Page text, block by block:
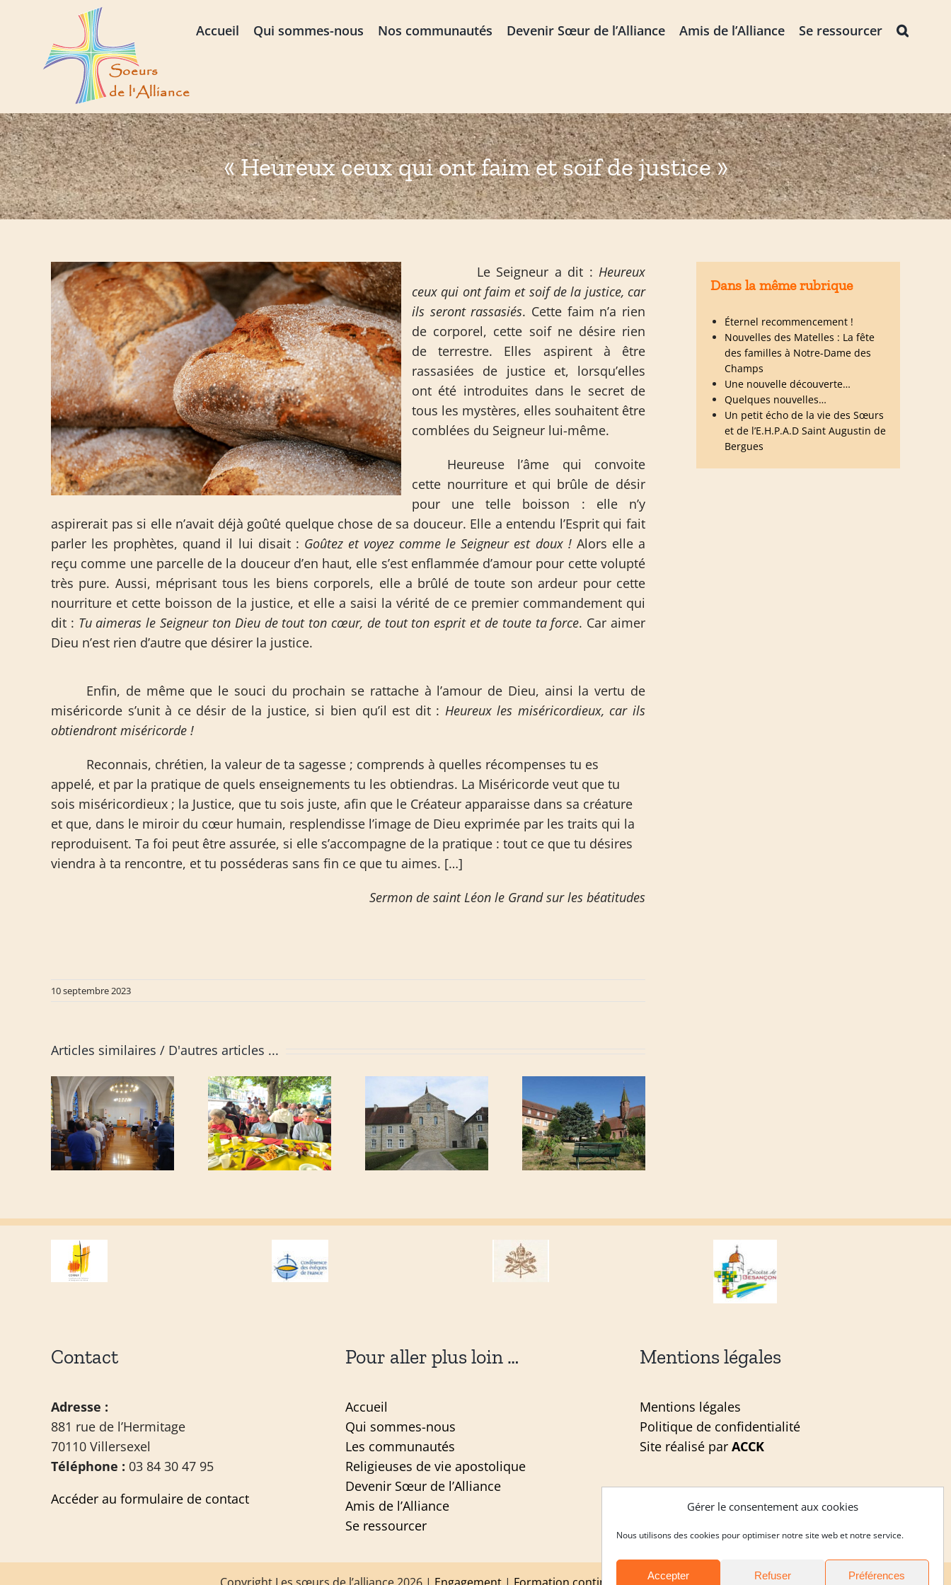
Gérer le consentement aux cookies
Nous utilisons des cookies pour optimiser notre site web et notre service.
Accepter Refuser Préférences
Accueil Qui sommes-nous Nos communautés Devenir Sœur de l’Alliance Amis de l’Alliance Se ressourcer
« Heureux ceux qui ont faim et soif de justice »
Le Seigneur a dit :Heureux
ceux qui ont faim et soif de la justice, car
ils seront rassasiés. Cette faim n’a rien
de corporel, cette soif ne désire rien
de terrestre. Elles aspirent à être
rassasiées de justice et, lorsqu’elles
ont été introduites dans le secret de
tous les mystères, elles souhaitent être
comblées du Seigneur lui-même.
Heureuse l’âme qui convoite
cette nourriture et qui brûle de désir
pour une telle boisson : elle n’y
aspirerait pas si elle n’avait déjà goûté quelque chose de sa douceur. Elle a entendu l’Esprit qui fait
parler les prophètes, quand il lui disait : Goûtez et voyez comme le Seigneur est doux !Alors elle a
reçu comme une parcelle de la douceur d’en haut, elle s’est enflammée d’amour pour cette volupté
très pure. Aussi, méprisant tous les biens corporels, elle a brûlé de toute son ardeur pour cette
nourriture et cette boisson de la justice, et elle a saisi la vérité de ce premier commandement qui
dit : Tu aimeras le Seigneur ton Dieu de tout ton cœur, de tout ton esprit et de toute ta force. Car aimer
Dieu n’est rien d’autre que désirer la justice.
Enfin, de même que le souci du prochain se rattache à l’amour de Dieu, ainsi la vertu de
miséricorde s’unit à ce désir de la justice, si bien qu’il est dit : Heureux les miséricordieux, car ils
obtiendront miséricorde !
Reconnais, chrétien, la valeur de ta sagesse ; comprends à quelles récompenses tu es
appelé, et par la pratique de quels enseignements tu les obtiendras. La Miséricorde veut que tu
sois miséricordieux ; la Justice, que tu sois juste, afin que le Créateur apparaisse dans sa créature
et que, dans le miroir du cœur humain, resplendisse l’image de Dieu exprimée par les traits qui la
reproduisent. Ta foi peut être assurée, si elle s’accompagne de la pratique : tout ce que tu désires
viendra à ta rencontre, et tu posséderas sans fin ce que tu aimes. […]
Sermon de saint Léon le Grand sur les béatitudes
10 septembre 2023
Articles similaires
Dans la même rubrique
Éternel recommencement !
Nouvelles des Matelles : La fête
des familles à Notre-Dame des
Champs
Une nouvelle découverte…
Quelques nouvelles…
Un petit écho de la vie des Sœurs
et de l’E.H.P.A.D Saint Augustin de
Bergues
Contact
Adresse :
881 rue de l’Hermitage
70110 Villersexel
Téléphone : 03 84 30 47 95
Accéder au formulaire de contact
Pour aller plus loin …
Accueil
Qui sommes-nous
Les communautés
Religieuses de vie apostolique
Devenir Sœur de l’Alliance
Amis de l’Alliance
Se ressourcer
Mentions légales
Mentions légales
Politique de confidentialité
Site réalisé par ACCK